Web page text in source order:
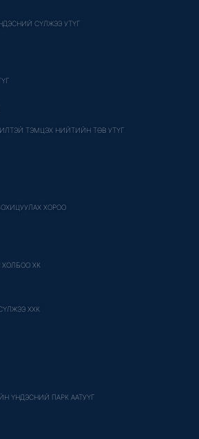
СҮЛЖЭЭ УТҮГ
ТЭМЦЭХ НИЙТИЙН ТӨВ УТҮГ
ХОРОО
ХК
ХХК
ҮНДЭСНИЙ ПАРК ААТУҮГ